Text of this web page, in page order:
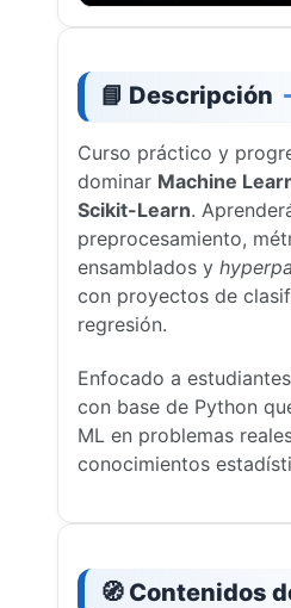
📘 Descripción
Curso práctico y
dominar Machine
Scikit-Learn.
preprocesamiento,
ensamblados y
con proyectos de
regresión.
Enfocado a
con base de Python
ML en problemas
conocimientos
🧭 Contenidos